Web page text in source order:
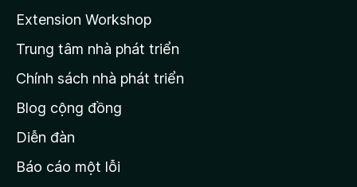
n
g
c
ủ
M
o
Extension Workshop
Trung tâm nhà phát triển
Chính sách nhà phát triển
Blog cộng đồng
Diễn đàn
Báo cáo một lỗi